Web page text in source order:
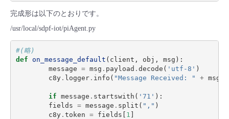
完成形は以下のとおりです。
/usr/local/sdpf-iot/piAgent.py
#(略)
def
on_message_default ( client , obj , msg ):
message = msg . payload . decode ( 'utf-8' )
c8y. logger. info ( "Message Received: " + msg
if message . startswith ( '71' ):
fields = message . split ( "," )
c8y. token = fields [ 1 ]